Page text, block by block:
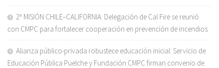
2ª MISIÓN CHILE–CALIFORNIA: Delegación de Cal Fire se reunió
con CMPC para fortalecer cooperación en prevención de incendios
Alianza público-privada robustece educación inicial: Servicio de
Educación Pública Puelche y Fundación CMPC firman convenio de